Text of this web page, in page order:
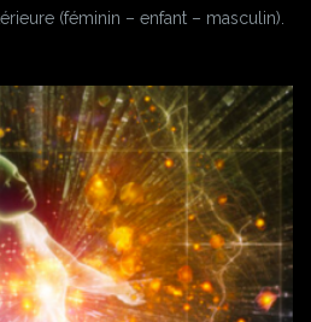
(féminin – enfant – masculin).